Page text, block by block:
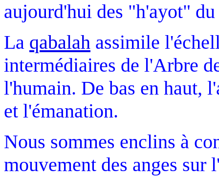
aujourd'hui des "h'ayot"
La qabalah assimile
intermédiaires de l'Arbre
l'humain. De bas en haut,
et l'émanation.
Nous sommes enclins à
mouvement des anges sur